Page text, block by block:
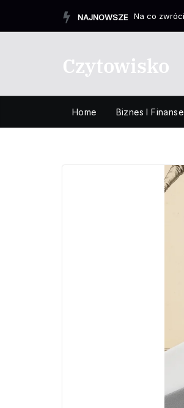
NAJNOWSZE
Czytowisko
Home Biznes I Finanse